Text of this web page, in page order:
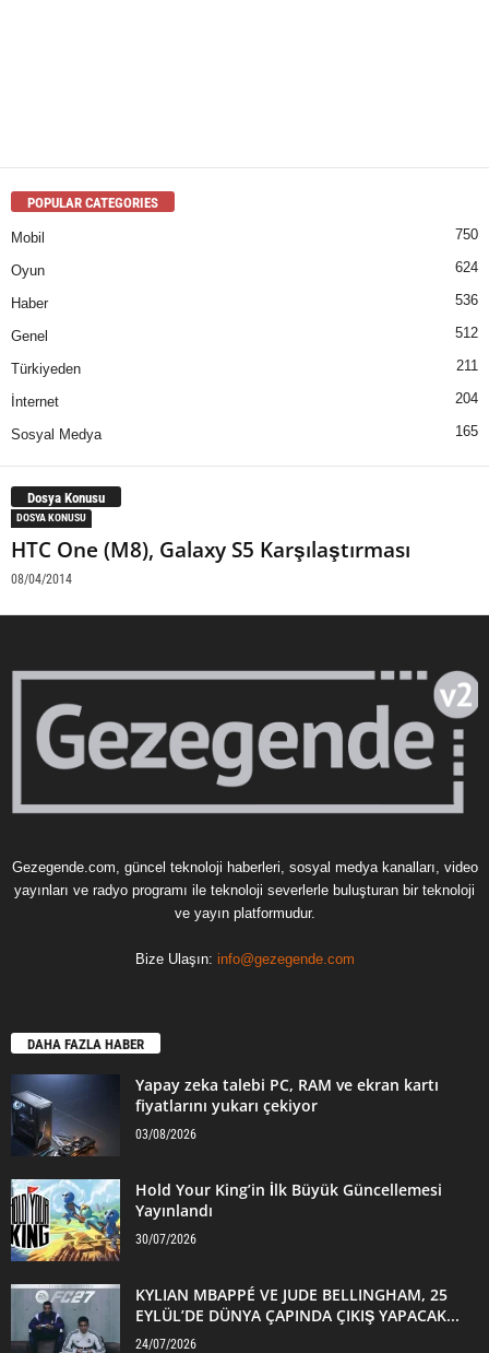
POPULAR CATEGORIES
Mobil 750
Oyun 624
Haber 536
Genel 512
Türkiyeden 211
İnternet 204
Sosyal Medya 165
Dosya Konusu
DOSYA KONUSU
HTC One (M8), Galaxy S5 Karşılaştırması
08/04/2014
Gezegende.com, güncel teknoloji haberleri, sosyal medya kanalları, video
yayınları ve radyo programı ile teknoloji severlerle buluşturan bir teknoloji
ve yayın platformudur.
Bize Ulaşın: info@gezegende.com
DAHA FAZLA HABER
Yapay zeka talebi PC, RAM ve ekran kartı
fiyatlarını yukarı çekiyor
03/08/2026
Hold Your King’in İlk Büyük Güncellemesi
Yayınlandı
30/07/2026
KYLIAN MBAPPÉ VE JUDE BELLINGHAM, 25
EYLÜL’DE DÜNYA ÇAPINDA ÇIKIŞ YAPACAK...
24/07/2026